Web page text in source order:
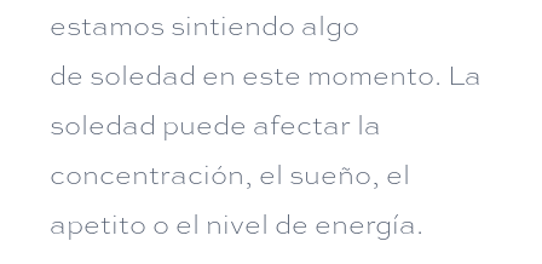
estamos sintiendo algo
de soledad en este momento. La
soledad puede afectar la
concentración, el sueño, el
apetito o el nivel de energía.